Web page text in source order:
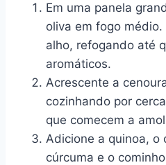
Em uma panela
oliva em fogo
alho, refogando até
aromáticos.
Acrescente a
cozinhando por
que comecem a
Adicione a quinoa, o
cúrcuma e o